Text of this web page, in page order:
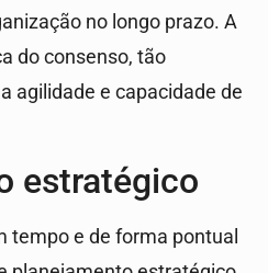
no longo prazo. A
do consenso, tão
agilidade e capacidade de
estratégico
tempo e de forma pontual